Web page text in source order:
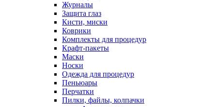
Журналы
Защита глаз
Кисти, миски
Коврики
Комплекты для процедур
Крафт-пакеты
Маски
Носки
Одежда для процедур
Пеньюары
Перчатки
Пилки, файлы, колпачки